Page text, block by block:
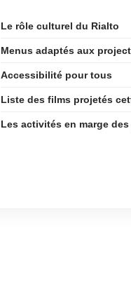
Le rôle culturel du Rialto
Menus adaptés aux
Accessibilité pour tous
Liste des films projetés
Les activités en marge